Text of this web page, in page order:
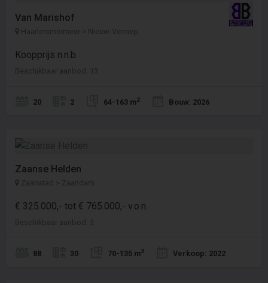
Van Marishof
Haarlemmermeer > Nieuw-Vennep
Koopprijs n.n.b.
Beschikbaar aanbod: 13
20 2 64-163 m2 Bouw: 2026
Zaanse Helden
Zaanstad > Zaandam
€ 325.000,- tot € 765.000,- v.o.n.
Beschikbaar aanbod: 3
88 30 70-135 m2 Verkoop: 2022